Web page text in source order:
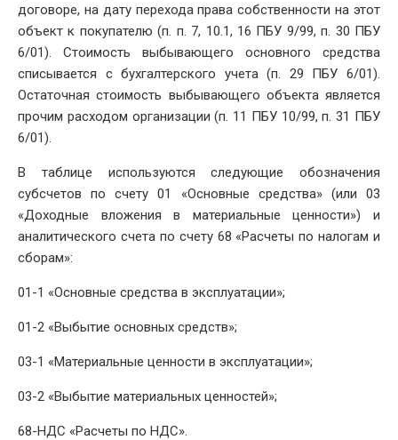
договоре, на дату перехода права собственности на этот
объект к покупателю (п. п. 7, 10.1, 16 ПБУ 9/99, п. 30 ПБУ
6/01). Стоимость выбывающего основного средства
списывается с бухгалтерского учета (п. 29 ПБУ 6/01).
Остаточная стоимость выбывающего объекта является
прочим расходом организации (п. 11 ПБУ 10/99, п. 31 ПБУ
6/01).
В таблице используются следующие обозначения
субсчетов по счету 01 «Основные средства» (или 03
«Доходные вложения в материальные ценности») и
аналитического счета по счету 68 «Расчеты по налогам и
сборам»:
01-1 «Основные средства в эксплуатации»;
01-2 «Выбытие основных средств»;
03-1 «Материальные ценности в эксплуатации»;
03-2 «Выбытие материальных ценностей»;
68-НДС «Расчеты по НДС».